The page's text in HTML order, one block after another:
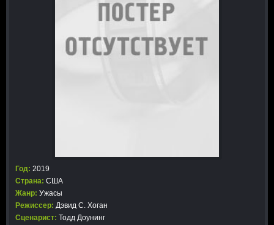
Год: 2019
Страна: США
Жанр: Ужасы
Режиссер: Дэвид С. Хоган
Сценарист: Тодд Доунинг